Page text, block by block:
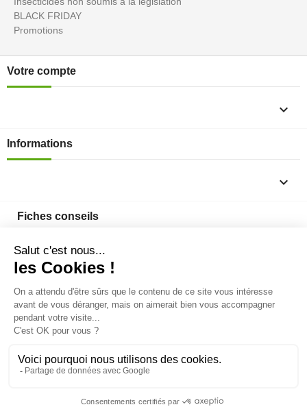
BLACK FRIDAY
Promotions
Votre compte

Informations

Fiches conseils
Insecte
Rongeurs
© 2026 - Produit-antinuisible.com